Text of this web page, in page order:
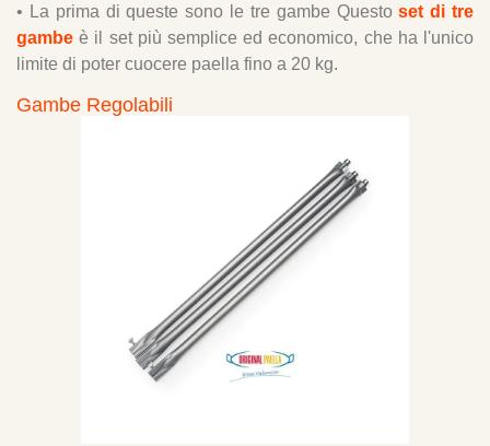
• La prima di queste sono le tre gambe Questoset di tre
gambe è il set più semplice ed economico, che ha l'unico
limite di poter cuocere paella fino a 20 kg.
Gambe Regolabili